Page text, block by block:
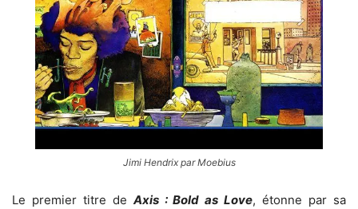
Jimi Hendrix par Moebius
Le premier titre de Axis : Bold as Love, étonne par sa